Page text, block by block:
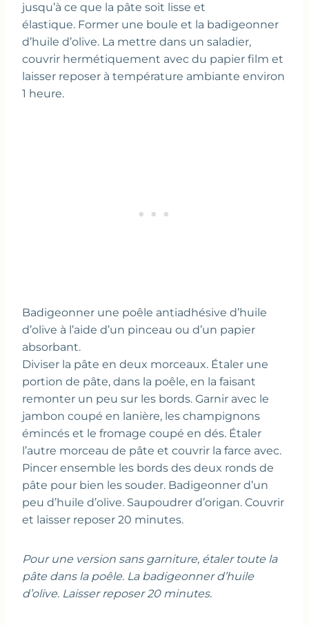
jusqu’à ce que la pâte soit lisse et
élastique. Former une boule et la badigeonner
d’huile d’olive. La mettre dans un saladier,
couvrir hermétiquement avec du papier film et
laisser reposer à température ambiante environ
1 heure.
Badigeonner une poêle antiadhésive d’huile
d’olive à l’aide d’un pinceau ou d’un papier
absorbant.
Diviser la pâte en deux morceaux. Étaler une
portion de pâte, dans la poêle, en la faisant
remonter un peu sur les bords. Garnir avec le
jambon coupé en lanière, les champignons
émincés et le fromage coupé en dés. Étaler
l’autre morceau de pâte et couvrir la farce avec.
Pincer ensemble les bords des deux ronds de
pâte pour bien les souder. Badigeonner d’un
peu d’huile d’olive. Saupoudrer d’origan. Couvrir
et laisser reposer 20 minutes.
Pour une version sans garniture, étaler toute la
pâte dans la poêle. La badigeonner d’huile
d’olive. Laisser reposer 20 minutes.